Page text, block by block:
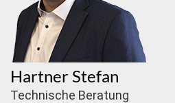
Hartner Stefan
Technische Beratung